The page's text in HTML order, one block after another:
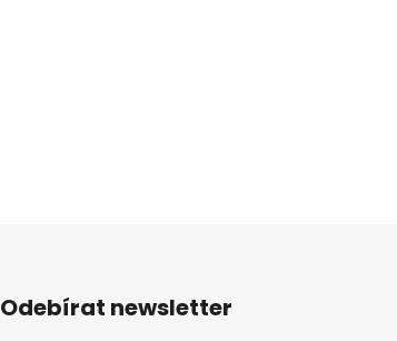
Odebírat newsletter